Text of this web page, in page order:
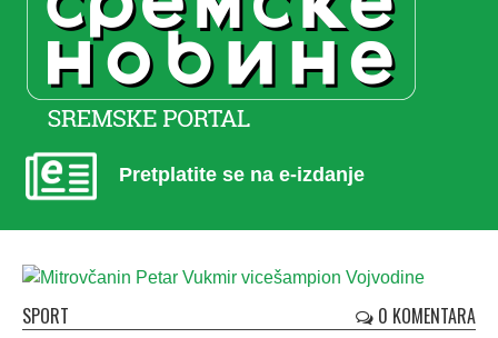
Pretplatite se na e-izdanje
SPORT 0 KOMENTARA